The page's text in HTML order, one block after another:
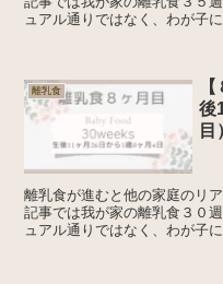
ュアル通りではなく、わが子
離乳食
後
目
離乳食が進むと他の家庭のリ
記事では我が家の離乳食３０
ュアル通りではなく、わが子